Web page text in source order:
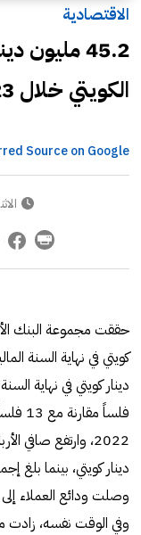
الاقتصادية
45.2
الكويتي خلال 2023
Source on Google
الاثنين 12
وصلت ودائع العملاء إلى 3.83 مليار دينار كويتي.